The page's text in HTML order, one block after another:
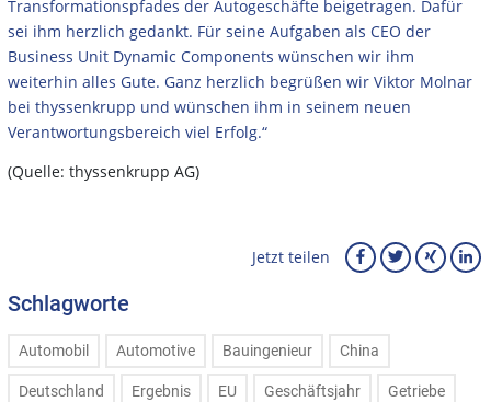
Transformationspfades der Autogeschäfte beigetragen. Dafür
sei ihm herzlich gedankt. Für seine Aufgaben als CEO der
Business Unit Dynamic Components wünschen wir ihm
weiterhin alles Gute. Ganz herzlich begrüßen wir Viktor Molnar
bei thyssenkrupp und wünschen ihm in seinem neuen
Verantwortungsbereich viel Erfolg.“
(Quelle: thyssenkrupp AG)
Jetzt teilen
Schlagworte
Automobil Automotive Bauingenieur China
Deutschland Ergebnis EU Geschäftsjahr Getriebe